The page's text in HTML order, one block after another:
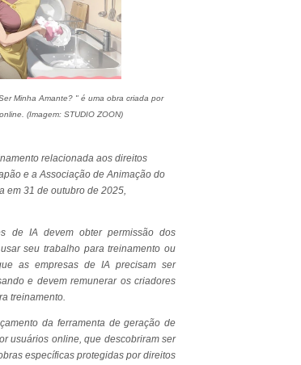
Minha Amante? " é uma obra criada por
(Imagem: STUDIO ZOON)
relacionada aos direitos
e a Associação de Animação do
em 31 de outubro de 2025,
de IA devem obter permissão dos
seu trabalho para treinamento ou
as empresas de IA precisam ser
e devem remunerar os criadores
treinamento.
da ferramenta de geração de
usuários online, que descobriram ser
específicas protegidas por direitos